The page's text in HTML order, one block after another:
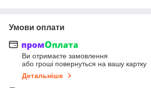
Умови оплати
Ви отримаєте замовлення
або гроші повернуться на вашу картку
Детальніше